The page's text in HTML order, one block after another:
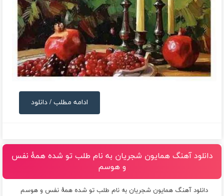
ادامه مطلب / دانلود
دانلود آهنگ همایون شجریان به نام طلب تو شده همهٔ نفس
و هوسم
دانلود آهنگ همایون شجریان به نام طلب تو شده همهٔ نفس و هوسم